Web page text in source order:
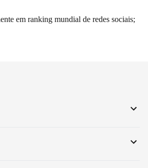
em ranking mundial de redes sociais;